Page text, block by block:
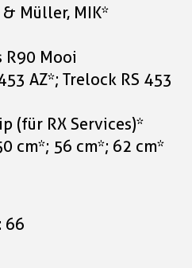
& Müller, MIK*
R90 Mooi
AZ*; Trelock RS 453
(für RX Services)*
cm*; 56 cm*; 62 cm*
66